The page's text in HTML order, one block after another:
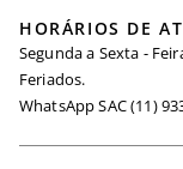
Igualdade Salarial
Requisição de
Minha Conta
Trocas
Maternidade
Seja um Afiliado
HORÁRIOS DE
Segunda a Sexta -
Feriados.
WhatsApp SAC (11)